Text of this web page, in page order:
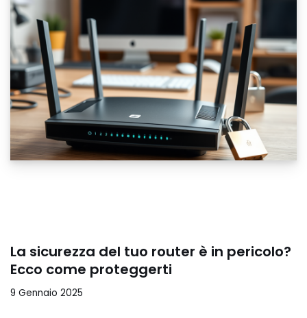
La sicurezza del tuo router è in pericolo?
Ecco come proteggerti
9 Gennaio 2025